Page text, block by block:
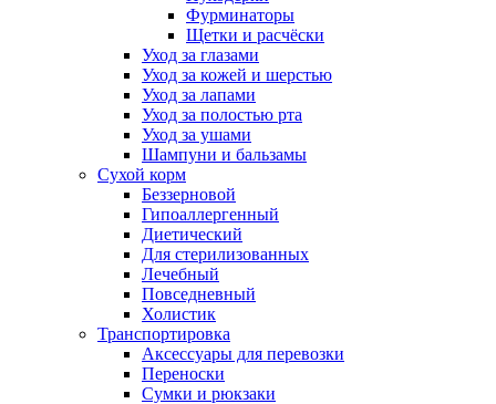
Фурминаторы
Щетки и расчёски
Уход за глазами
Уход за кожей и шерстью
Уход за лапами
Уход за полостью рта
Уход за ушами
Шампуни и бальзамы
Сухой корм
Беззерновой
Гипоаллергенный
Диетический
Для стерилизованных
Лечебный
Повседневный
Холистик
Транспортировка
Аксессуары для перевозки
Переноски
Сумки и рюкзаки